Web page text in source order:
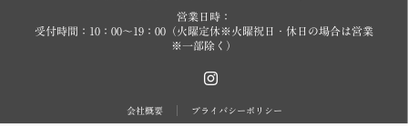
営業日時：
受付時間：10：00～19：00（火曜定休※火曜祝日・休日の場合は営業
※一部除く）
会社概要 プライバシーポリシー